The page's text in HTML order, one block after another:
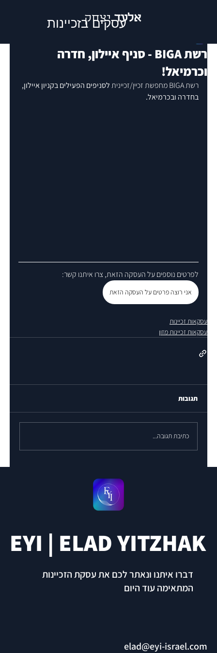
אלעדיצחק
עסקים בזכיינות
רשת BIGA - סניף איילון, חדרה
וכרמיאל!
רשת BIGA מחפשת זכיין/זכיינית
לסניפים הפעילים בקניון איילון,
בחדרה ובכרמיאל.
לפרטים נוספים על העסקה הזאת, צרו איתנו קשר:
אני רוצה פרטים על העסקה הזאת
עסקאות זכיינות
עסקאות זכיינות מזון
תגובות
כתיבת תגובה...
דברו איתנו ונאתר לכם את עסקת הזכיינות
המתאימה עוד היום
EYI | ELAD YITZHAK
elad@eyi-israel.com